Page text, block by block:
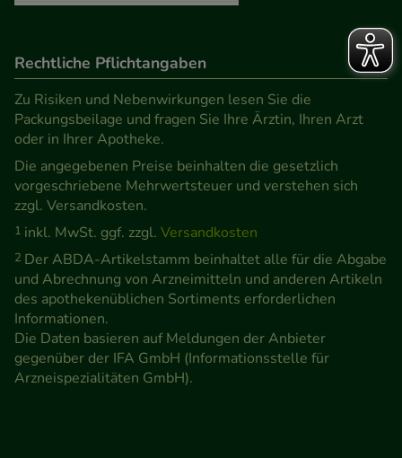
Rechtliche Pflichtangaben
Zu Risiken und Nebenwirkungen lesen Sie die
Packungsbeilage und fragen Sie Ihre Ärztin, Ihren Arzt
oder in Ihrer Apotheke.
Die angegebenen Preise beinhalten die gesetzlich
vorgeschriebene Mehrwertsteuer und verstehen sich
zzgl. Versandkosten.
1 inkl. MwSt. ggf. zzgl. Versandkosten
2 Der ABDA-Artikelstamm beinhaltet alle für die Abgabe
und Abrechnung von Arzneimitteln und anderen Artikeln
des apothekenüblichen Sortiments erforderlichen
Informationen.
Die Daten basieren auf Meldungen der Anbieter
gegenüber der IFA GmbH (Informationsstelle für
Arzneispezialitäten GmbH).